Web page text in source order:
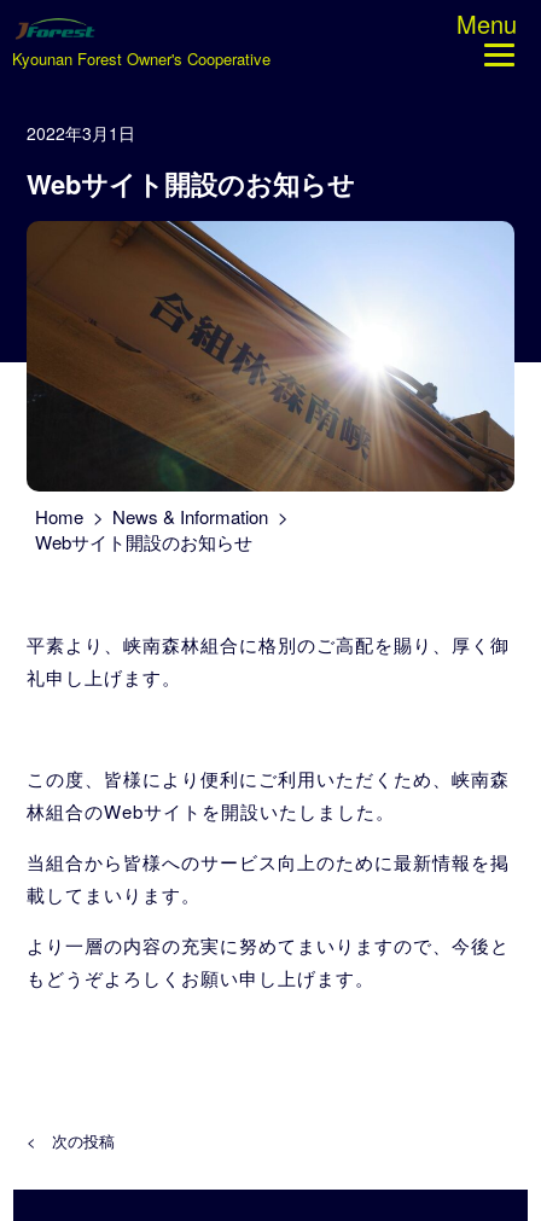
Kyounan Forest Owner's Cooperative
Menu
2022年3月1日
Webサイト開設のお知らせ
Home > News & Information >
Webサイト開設のお知らせ
平素より、峡南森林組合に格別のご高配を賜り、厚く御
礼申し上げます。
この度、皆様により便利にご利用いただくため、峡南森
林組合のWebサイトを開設いたしました。
当組合から皆様へのサービス向上のために最新情報を掲
載してまいります。
より一層の内容の充実に努めてまいりますので、今後と
もどうぞよろしくお願い申し上げます。
< 次の投稿